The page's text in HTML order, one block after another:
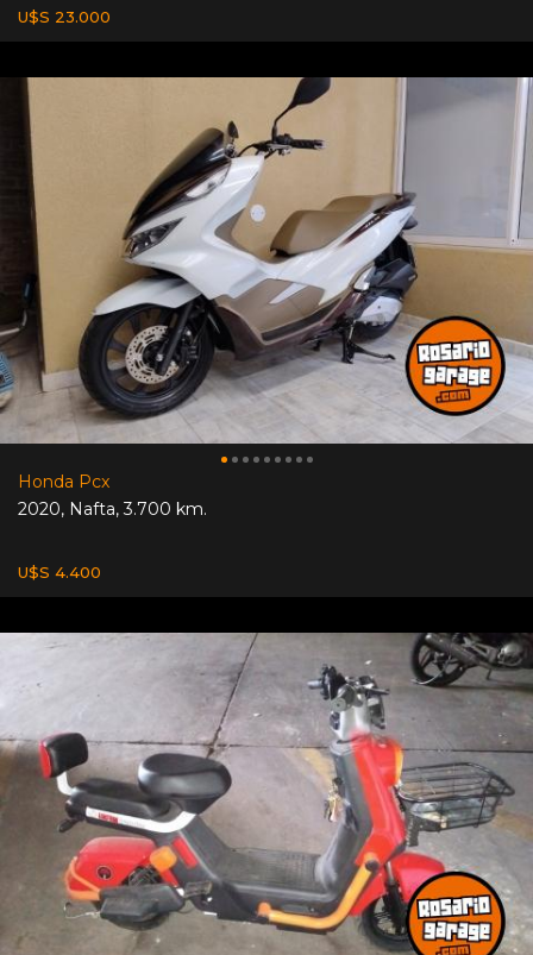
U$S 23.000
Honda Pcx
2020, Nafta,3.700 km.
U$S 4.400